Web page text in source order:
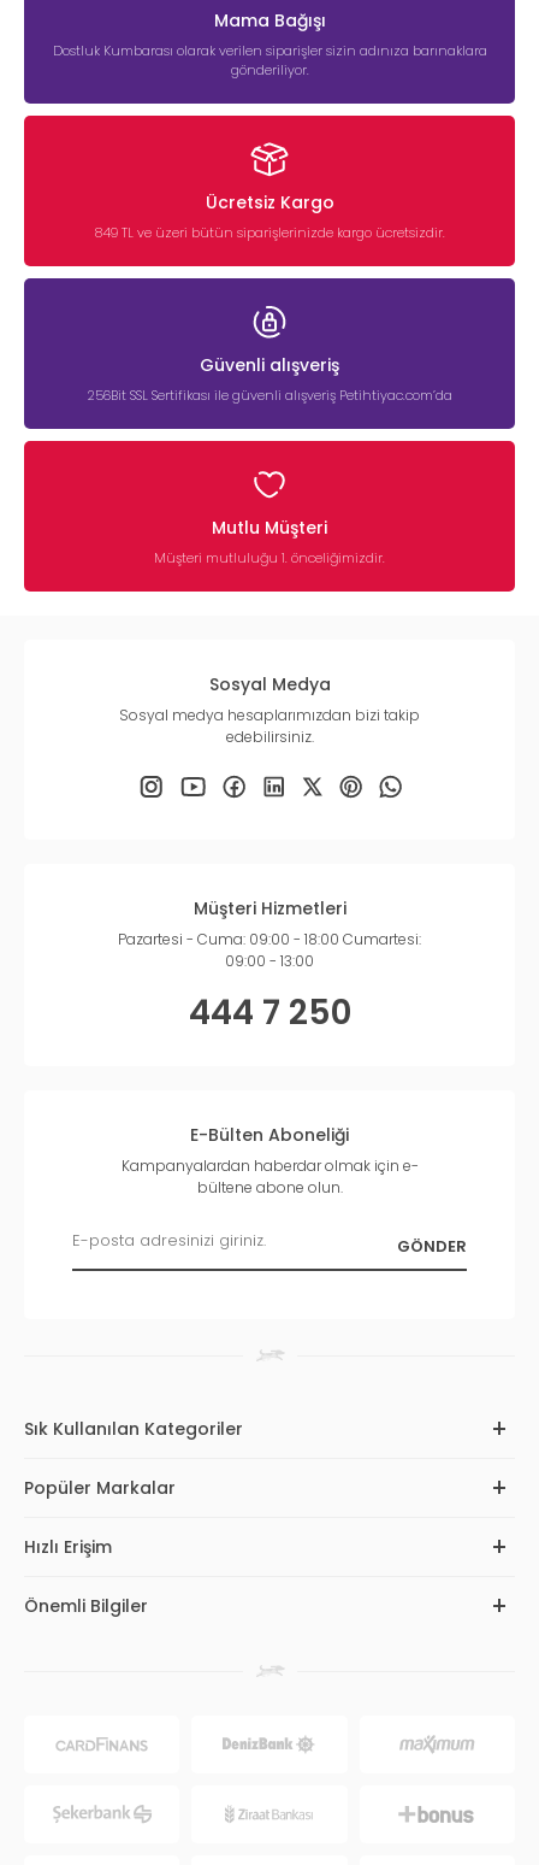
Mama Bağışı
Dostluk Kumbarası olarak verilen siparişler sizin adınıza barınaklara
gönderiliyor.
Ücretsiz Kargo
849 TL ve üzeri bütün siparişlerinizde kargo ücretsizdir.
Güvenli alışveriş
256Bit SSL Sertifikası ile güvenli alışveriş Petihtiyac.com’da
Mutlu Müşteri
Müşteri mutluluğu 1. önceliğimizdir.
Sosyal Medya
Sosyal medya hesaplarımızdan bizi takip
edebilirsiniz.
Müşteri Hizmetleri
Pazartesi - Cuma: 09:00 - 18:00 Cumartesi:
09:00 - 13:00
444 7 250
E-Bülten Aboneliği
Kampanyalardan haberdar olmak için e-
bültene abone olun.
Sık Kullanılan Kategoriler
Popüler Markalar
Hızlı Erişim
Önemli Bilgiler